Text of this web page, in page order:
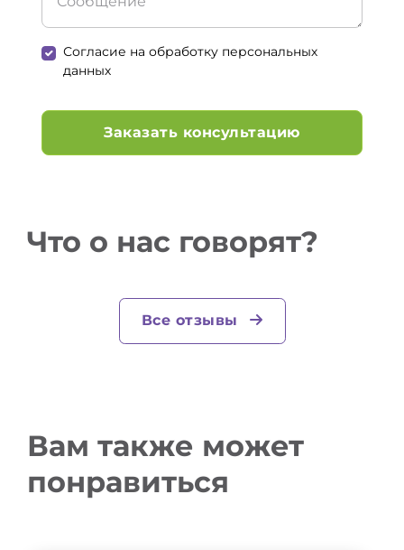
Согласие на обработку персональных
данных
Заказать консультацию
Что о нас говорят?
Все отзывы
Вам также может
понравиться